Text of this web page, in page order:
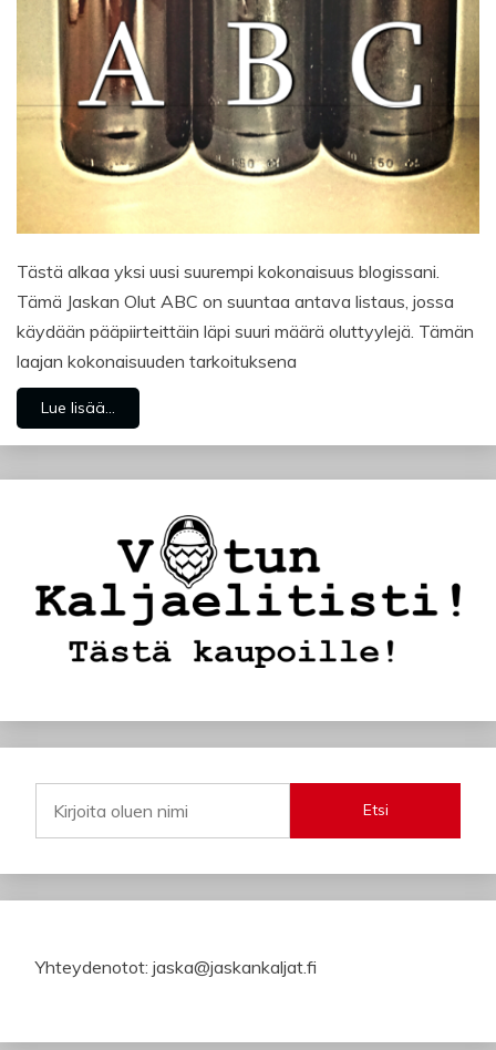
Tästä alkaa yksi uusi suurempi kokonaisuus blogissani.
Tämä Jaskan Olut ABC on suuntaa antava listaus, jossa
käydään pääpiirteittäin läpi suuri määrä oluttyylejä. Tämän
laajan kokonaisuuden tarkoituksena
Lue lisää...
Etsi
Yhteydenotot: jaska@jaskankaljat.fi